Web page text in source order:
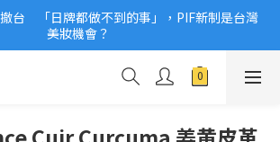
品變少？PIF化妝品身分證7月上路！消費者
必懂5觀念
台　「日牌都做不到的事」，PIF新制是台灣
美妝機會？
品變少？PIF化妝品身分證7月上路！消費者